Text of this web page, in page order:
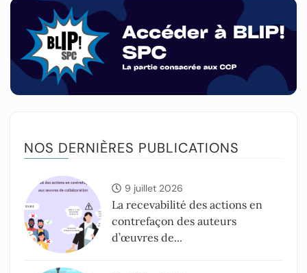
NOS DERNIÈRES PUBLICATIONS
9 juillet 2026
La recevabilité des actions en
contrefaçon des auteurs
d’œuvres de...